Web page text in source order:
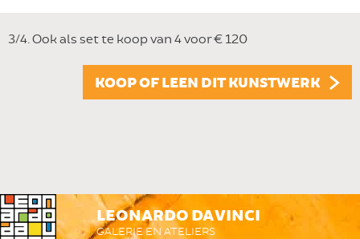
3/4. Ook als set te koop van 4 voor € 120
KOOP OF LEEN DIT KUNSTWERK
LEONARDO DA VINCI
GALERIE EN ATELIERS